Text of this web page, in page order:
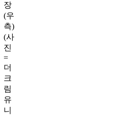
장
(우
측)
(사
진
=
더
크
림
유
니